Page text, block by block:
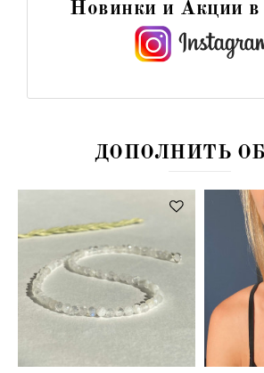
Новинки и Акции
ДОПОЛНИТЬ